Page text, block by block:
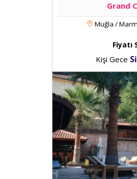
Grand
Muğla /
Fiyatı
Kişi Gece